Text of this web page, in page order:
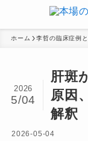
ホーム 李哲の臨床症例
肝斑
原因
解釈
2026
5/04
2026-05-04